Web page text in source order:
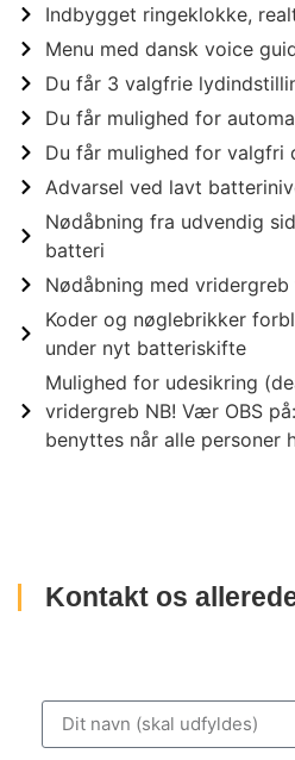
Kontakt os
Indbygget ringeklokke,
Menu med dansk voice
Du får 3 valgfrie
Du får mulighed for
Du får mulighed for valgfri
Advarsel ved lavt
Nødåbning fra udvendig
batteri
Nødåbning med
Koder og nøglebrikker
under nyt batteriskifte
Mulighed for udesikring
vridergreb NB! Vær OBS
benyttes når alle personer